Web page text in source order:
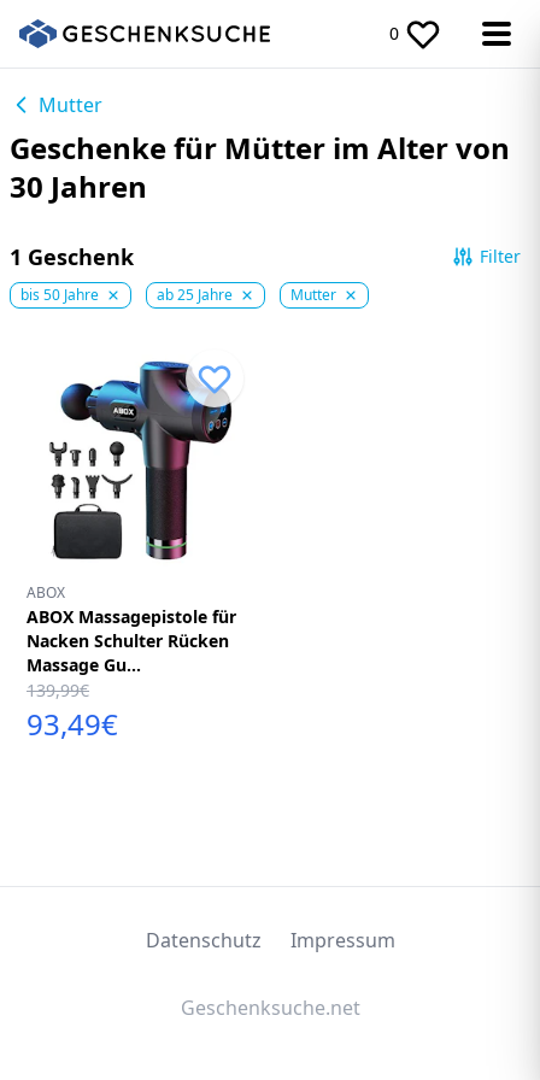
0
Mutter
Geschenke für Mütter im Alter von
30 Jahren
1 Geschenk Filter
bis 50 Jahre ab 25 Jahre Mutter
ABOX
ABOX Massagepistole für
Nacken Schulter Rücken
Massage Gu...
139,99€
93,49€
Datenschutz Impressum
Geschenksuche.net